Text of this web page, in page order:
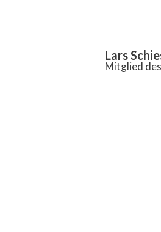
Lars
Mitglied